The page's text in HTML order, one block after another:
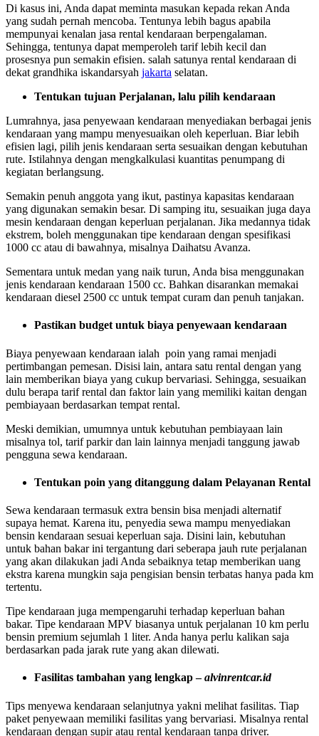
Di kasus ini, Anda dapat meminta masukan kepada rekan Anda
yang sudah pernah mencoba. Tentunya lebih bagus apabila
mempunyai kenalan jasa rental kendaraan berpengalaman.
Sehingga, tentunya dapat memperoleh tarif lebih kecil dan
prosesnya pun semakin efisien. salah satunya rental kendaraan di
dekat grandhika iskandarsyah jakarta selatan.
Tentukan tujuan Perjalanan, lalu pilih kendaraan
Lumrahnya, jasa penyewaan kendaraan menyediakan berbagai jenis
kendaraan yang mampu menyesuaikan oleh keperluan. Biar lebih
efisien lagi, pilih jenis kendaraan serta sesuaikan dengan kebutuhan
rute. Istilahnya dengan mengkalkulasi kuantitas penumpang di
kegiatan berlangsung.
Semakin penuh anggota yang ikut, pastinya kapasitas kendaraan
yang digunakan semakin besar. Di samping itu, sesuaikan juga daya
mesin kendaraan dengan keperluan perjalanan. Jika medannya tidak
ekstrem, boleh menggunakan tipe kendaraan dengan spesifikasi
1000 cc atau di bawahnya, misalnya Daihatsu Avanza.
Sementara untuk medan yang naik turun, Anda bisa menggunakan
jenis kendaraan kendaraan 1500 cc. Bahkan disarankan memakai
kendaraan diesel 2500 cc untuk tempat curam dan penuh tanjakan.
Pastikan budget untuk biaya penyewaan kendaraan
Biaya penyewaan kendaraan ialah poin yang ramai menjadi
pertimbangan pemesan. Disisi lain, antara satu rental dengan yang
lain memberikan biaya yang cukup bervariasi. Sehingga, sesuaikan
dulu berapa tarif rental dan faktor lain yang memiliki kaitan dengan
pembiayaan berdasarkan tempat rental.
Meski demikian, umumnya untuk kebutuhan pembiayaan lain
misalnya tol, tarif parkir dan lain lainnya menjadi tanggung jawab
pengguna sewa kendaraan.
Tentukan poin yang ditanggung dalam Pelayanan Rental
Sewa kendaraan termasuk extra bensin bisa menjadi alternatif
supaya hemat. Karena itu, penyedia sewa mampu menyediakan
bensin kendaraan sesuai keperluan saja. Disini lain, kebutuhan
untuk bahan bakar ini tergantung dari seberapa jauh rute perjalanan
yang akan dilakukan jadi Anda sebaiknya tetap memberikan uang
ekstra karena mungkin saja pengisian bensin terbatas hanya pada km
tertentu.
Tipe kendaraan juga mempengaruhi terhadap keperluan bahan
bakar. Tipe kendaraan MPV biasanya untuk perjalanan 10 km perlu
bensin premium sejumlah 1 liter. Anda hanya perlu kalikan saja
berdasarkan pada jarak rute yang akan dilewati.
Fasilitas tambahan yang lengkap –alvinrentcar.id
Tips menyewa kendaraan selanjutnya yakni melihat fasilitas. Tiap
paket penyewaan memiliki fasilitas yang bervariasi. Misalnya rental
kendaraan dengan supir atau rental kendaraan tanpa driver.